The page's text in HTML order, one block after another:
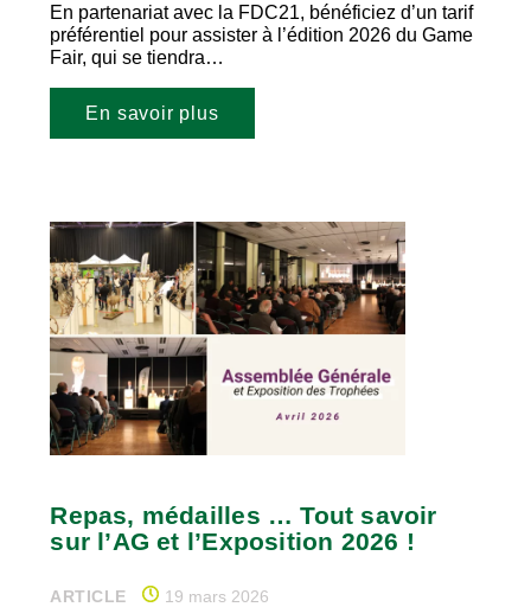
En partenariat avec la FDC21, bénéficiez d’un tarif
préférentiel pour assister à l’édition 2026 du Game
Fair, qui se tiendra…
En savoir plus
Repas, médailles … Tout savoir
sur l’AG et l’Exposition 2026 !
ARTICLE 19 mars 2026